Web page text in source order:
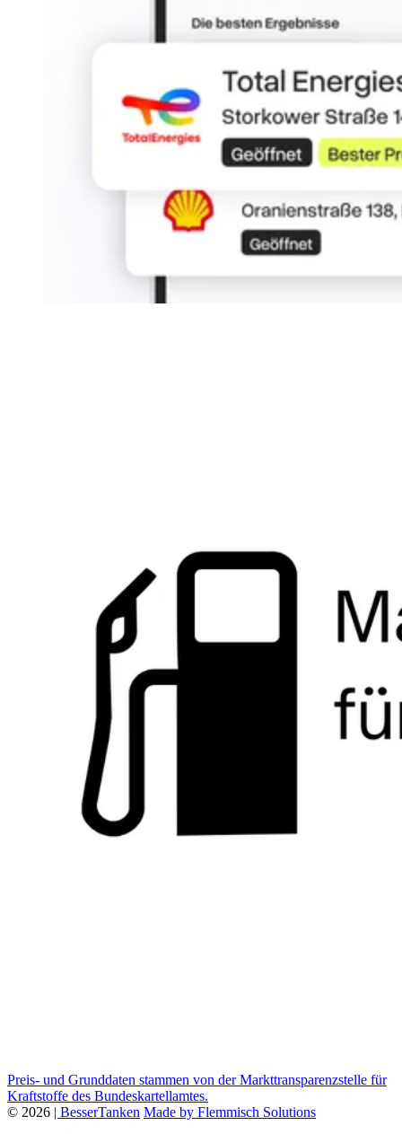
Preis- und Grunddaten stammen von der Markttransparenzstelle für
Kraftstoffe des Bundeskartellamtes.
© 2026 | BesserTanken Made by Flemmisch Solutions